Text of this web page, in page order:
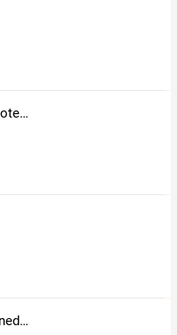
Le blog de mapopotegourmande.over-blog.com
Le blog de lacuisinedecarole.over-blog.com